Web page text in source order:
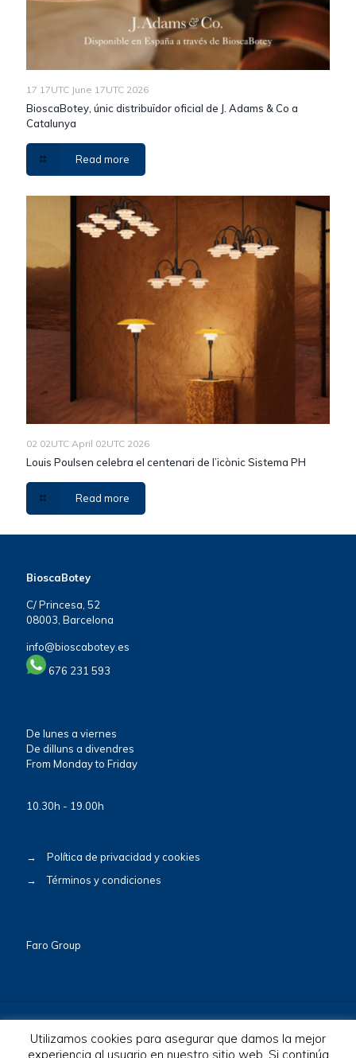
17 17UTC June 17UTC 2026
BioscaBotey, únic distribuïdor oficial de J. Adams & Co a
Catalunya
Read more
02 02UTC April 02UTC 2026
Louis Poulsen celebra el centenari de l’icònic Sistema PH
Read more
BioscaBotey
C/ Princesa, 52
08003, Barcelona
info@bioscabotey.es
676 231 593
De lunes a viernes
De dilluns a divendres
From Monday to Friday
10.30h - 19.00h
→
Política de privacidad y cookies
→
Términos y condiciones
Faro Group
Utilizamos cookies para asegurar que damos la mejor
experiencia al usuario en nuestro sitio web. Si continúa